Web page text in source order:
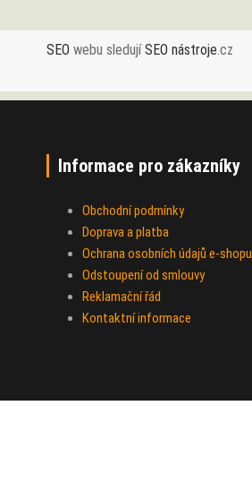
SEO webu sledujíSEO nástroje.cz
Informace pro zákazníky
Obchodní podmínky
Doprava a platba
Ochrana osobních údajů e-shopu
Odstoupení od smlouvy
Reklamační řád
Kontaktní informace